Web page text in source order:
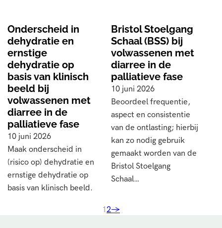
Onderscheid in
dehydratie en
ernstige
dehydratie op
basis van klinisch
beeld bij
volwassenen met
diarree in de
palliatieve fase
10 juni 2026
Maak onderscheid in
(risico op) dehydratie en
ernstige dehydratie op
basis van klinisch beeld.
Bristol Stoelgang
Schaal (BSS) bij
volwassenen met
diarree in de
palliatieve fase
10 juni 2026
Beoordeel frequentie,
aspect en consistentie
van de ontlasting; hierbij
kan zo nodig gebruik
gemaakt worden van de
Bristol Stoelgang
Schaal…
12→